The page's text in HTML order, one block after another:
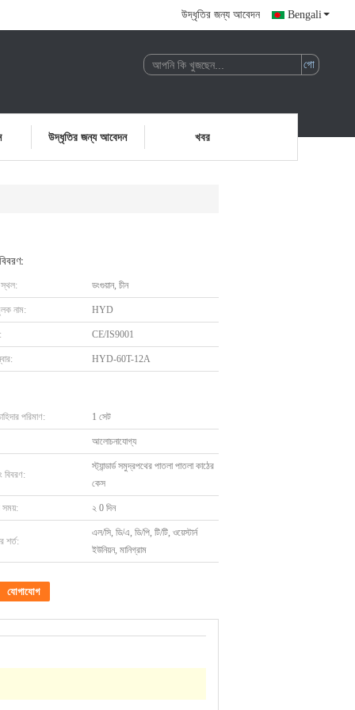
উদ্ধৃতির জন্য আবেদন Bengali
উদ্ধৃতির জন্য আবেদন খবর
ডংগুয়ান, চীন
নাম: HYD
CE/IS9001
HYD-60T-12A
পরিমাণ: 1 সেট
আলোচনাযোগ্য
বিবরণ:
স্ট্যান্ডার্ড সমুদ্রপথের পাতলা পাতলা কাঠের
কেস
সময়: ২ 0 দিন
শর্ত:
এল/সি, ডি/এ, ডি/পি, টি/টি, ওয়েস্টার্ন
ইউনিয়ন, মানিগ্রাম
যোগাযোগ